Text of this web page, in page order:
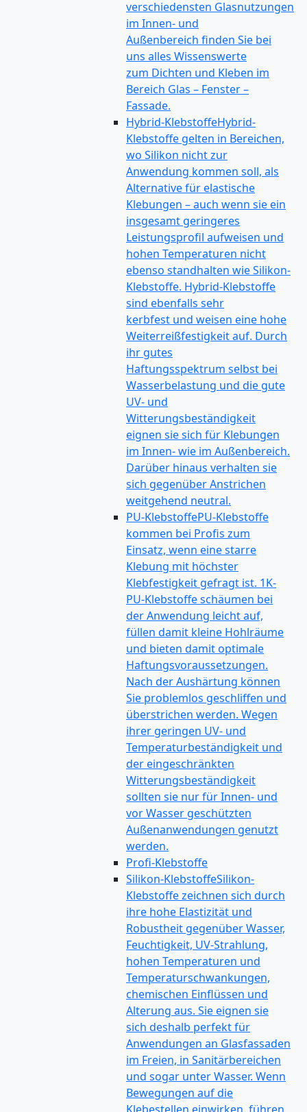
verschiedensten Glasnutzungen
im Innen- und
Außenbereich finden Sie bei
uns alles Wissenswerte
zum Dichten und Kleben im
Bereich Glas – Fenster –
Fassade.
Hybrid-KlebstoffeHybrid-
Klebstoffe gelten in Bereichen,
wo Silikon nicht zur
Anwendung kommen soll, als
Alternative für elastische
Klebungen – auch wenn sie ein
insgesamt geringeres
Leistungsprofil aufweisen und
hohen Temperaturen nicht
ebenso standhalten wie Silikon-
Klebstoffe. Hybrid-Klebstoffe
sind ebenfalls sehr
kerbfest und weisen eine hohe
Weiterreißfestigkeit auf. Durch
ihr gutes
Haftungsspektrum selbst bei
Wasserbelastung und die gute
UV- und
Witterungsbeständigkeit
eignen sie sich für Klebungen
im Innen- wie im Außenbereich.
Darüber hinaus verhalten sie
sich gegenüber Anstrichen
weitgehend neutral.
PU-KlebstoffePU-Klebstoffe
kommen bei Profis zum
Einsatz, wenn eine starre
Klebung mit höchster
Klebfestigkeit gefragt ist. 1K-
PU-Klebstoffe schäumen bei
der Anwendung leicht auf,
füllen damit kleine Hohlräume
und bieten damit optimale
Haftungsvoraussetzungen.
Nach der Aushärtung können
Sie problemlos geschliffen und
überstrichen werden. Wegen
ihrer geringen UV- und
Temperaturbeständigkeit und
der eingeschränkten
Witterungsbeständigkeit
sollten sie nur für Innen- und
vor Wasser geschützten
Außenanwendungen genutzt
werden.
Profi-Klebstoffe
Silikon-KlebstoffeSilikon-
Klebstoffe zeichnen sich durch
ihre hohe Elastizität und
Robustheit gegenüber Wasser,
Feuchtigkeit, UV-Strahlung,
hohen Temperaturen und
Temperaturschwankungen,
chemischen Einflüssen und
Alterung aus. Sie eignen sie
sich deshalb perfekt für
Anwendungen an Glasfassaden
im Freien, in Sanitärbereichen
und sogar unter Wasser. Wenn
Bewegungen auf die